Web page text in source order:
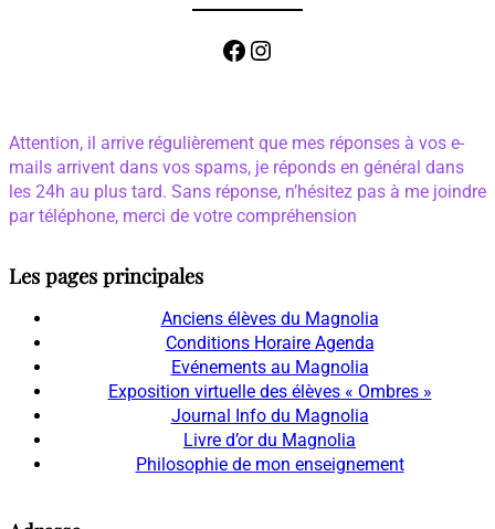
Facebook Instagram
Attention, il arrive régulièrement que mes réponses à vos e-
mails arrivent dans vos spams, je réponds en général dans
les 24h au plus tard. Sans réponse, n’hésitez pas à me joindre
par téléphone, merci de votre compréhension
Les pages principales
Anciens élèves du Magnolia
Conditions Horaire Agenda
Evénements au Magnolia
Exposition virtuelle des élèves « Ombres »
Journal Info du Magnolia
Livre d’or du Magnolia
Philosophie de mon enseignement